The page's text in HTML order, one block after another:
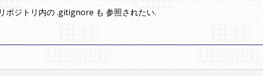
ポジトリ内の .gitignore も 参照されたい.